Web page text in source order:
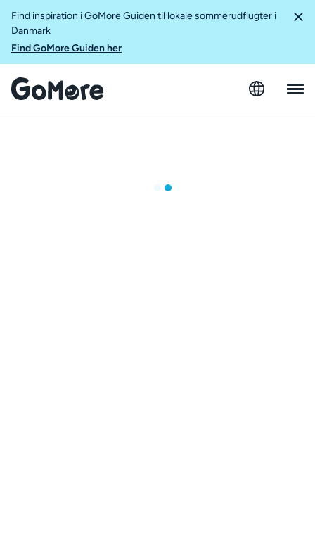
Find inspiration i GoMore Guiden til lokale sommerudflugter i
Danmark
Find GoMore Guiden her